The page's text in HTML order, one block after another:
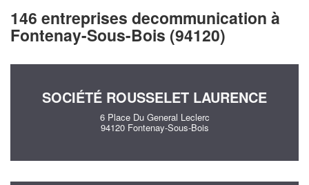
146 entreprises decommunication à
Fontenay-Sous-Bois (94120)
SOCIÉTÉ ROUSSELET LAURENCE
6 Place Du General Leclerc
94120 Fontenay-Sous-Bois